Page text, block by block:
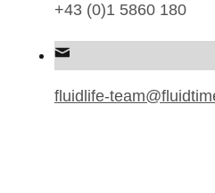
+43 (0)1 5860 180
fluidlife-